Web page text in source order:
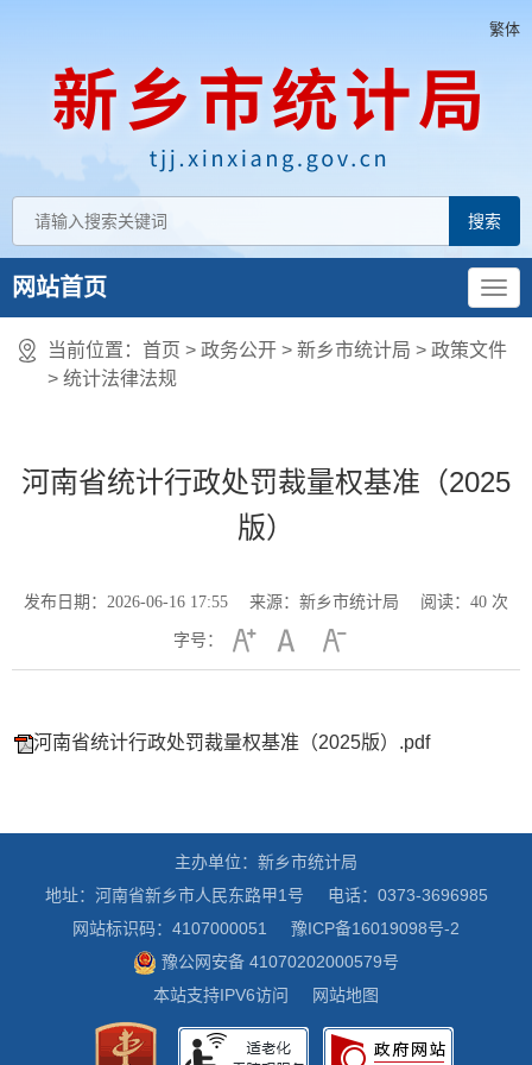
繁体
网站首页
当前位置： 首页 > 政务公开 > 新乡市统计局 > 政策文件
> 统计法律法规
河南省统计行政处罚裁量权基准（2025
版）
发布日期：2026-06-16 17:55 来源：新乡市统计局 阅读： 40 次
字号：
河南省统计行政处罚裁量权基准（2025版）.pdf
主办单位：新乡市统计局
地址：河南省新乡市人民东路甲1号
电话：0373-3696985
网站标识码：4107000051
豫ICP备16019098号-2
豫公网安备 41070202000579号
本站支持IPV6访问
网站地图